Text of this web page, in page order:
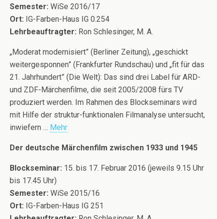
Semester: WiSe 2016/17
Ort: IG-Farben-Haus IG 0.254
Lehrbeauftragter: Ron Schlesinger, M. A.
„Moderat modernisiert” (Berliner Zeitung), „geschickt
weitergesponnen” (Frankfurter Rundschau) und „fit für das
21. Jahrhundert” (Die Welt): Das sind drei Label für ARD-
und ZDF-Märchenfilme, die seit 2005/2008 fürs TV
produziert werden. Im Rahmen des Blockseminars wird
mit Hilfe der struktur-funktionalen Filmanalyse untersucht,
inwiefern … Mehr
Der deutsche Märchenfilm zwischen 1933 und 1945
Blockseminar: 15. bis 17. Februar 2016 (jeweils 9.15 Uhr
bis 17.45 Uhr)
Semester: WiSe 2015/16
Ort: IG-Farben-Haus IG 251